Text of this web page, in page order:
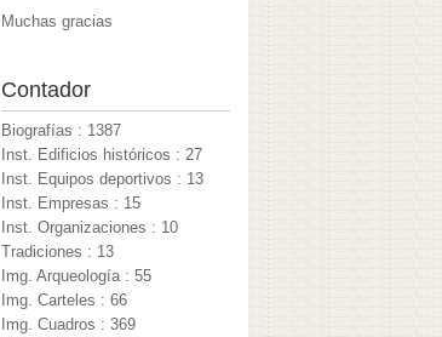
Muchas gracias
Contador
Biografías : 1387
Inst. Edificios históricos : 27
Inst. Equipos deportivos : 13
Inst. Empresas : 15
Inst. Organizaciones : 10
Tradiciones : 13
Img. Arqueología : 55
Img. Carteles : 66
Img. Cuadros : 369